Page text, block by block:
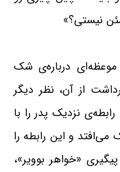
نیستی؟»
فلین» موعظه‌ای درباره‌ی شک
از آن، نظر دیگر
نزدیک پدر را با
و این رابطه را
«خواهر بوویر»،